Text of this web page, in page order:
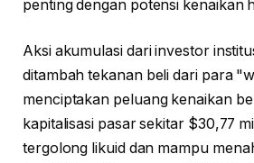
penting dengan potensi kenaikan
Aksi akumulasi dari investor
ditambah tekanan beli dari para
menciptakan peluang kenaikan
kapitalisasi pasar sekitar $30,77
tergolong likuid dan mampu